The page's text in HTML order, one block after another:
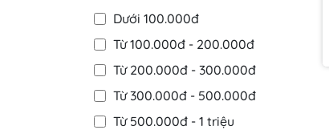
Dưới 100.000đ
Từ 100.000đ - 200.000đ
Từ 200.000đ - 300.000đ
Từ 300.000đ - 500.000đ
Từ 500.000đ - 1 triệu